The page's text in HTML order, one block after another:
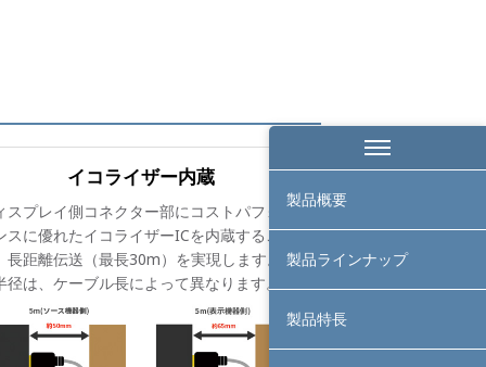
イコライザー内蔵
スプレイ側コネクター部にコストパフォー
スに優れたイコライザーICを内蔵すること
長距離伝送（最長30m）を実現します。曲
径は、ケーブル長によって異なります。
製品概要
製品ラインナップ
製品特長